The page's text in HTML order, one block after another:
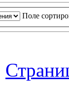
Поле